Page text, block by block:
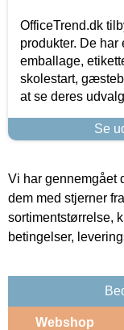
OfficeTrend.dk
produkter. De har
emballage,
skolestart,
at se deres
Se
Vi har gennemgået
dem med stjerner
sortimentstørrelse,
betingelser,
Webshop